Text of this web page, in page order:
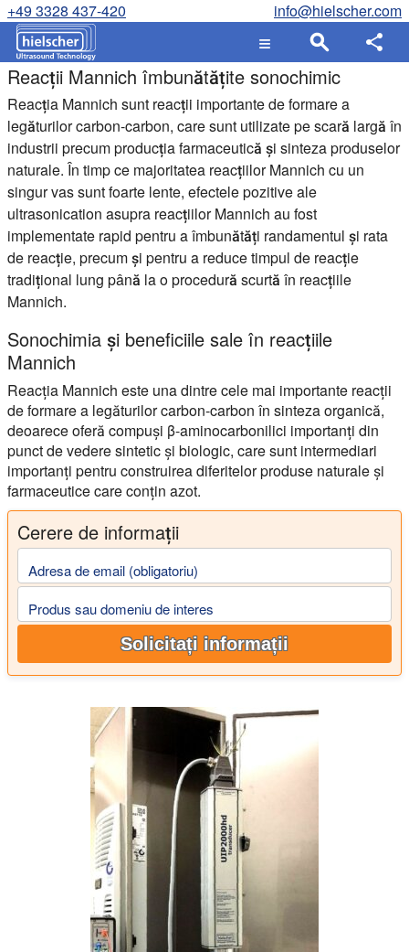
+49 3328 437-420 info@hielscher.com
Reacții Mannich îmbunătățite sonochimic
Reacția Mannich sunt reacții importante de formare a
legăturilor carbon-carbon, care sunt utilizate pe scară largă în
industrii precum producția farmaceutică și sinteza produselor
naturale. În timp ce majoritatea reacțiilor Mannich cu un
singur vas sunt foarte lente, efectele pozitive ale
ultrasonication asupra reacțiilor Mannich au fost
implementate rapid pentru a îmbunătăți randamentul și rata
de reacție, precum și pentru a reduce timpul de reacție
tradițional lung până la o procedură scurtă în reacțiile
Mannich.
Sonochimia și beneficiile sale în reacțiile
Mannich
Reacția Mannich este una dintre cele mai importante reacții
de formare a legăturilor carbon-carbon în sinteza organică,
deoarece oferă compuși β-aminocarbonilici importanți din
punct de vedere sintetic și biologic, care sunt intermediari
importanți pentru construirea diferitelor produse naturale și
farmaceutice care conțin azot.
Cerere de informații
Adresa de email (obligatoriu)
Produs sau domeniu de interes
Solicitați informații